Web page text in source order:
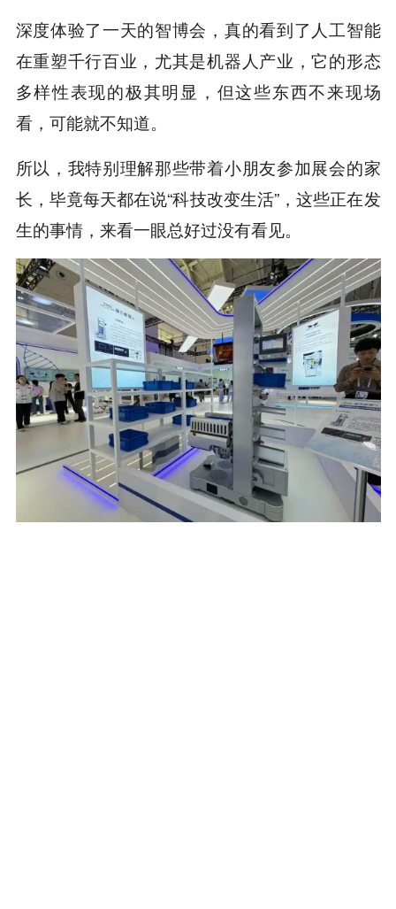
深度体验了一天的智博会，真的看到了人工智能
在重塑千行百业，尤其是机器人产业，它的形态
多样性表现的极其明显，但这些东西不来现场
看，可能就不知道。
所以，我特别理解那些带着小朋友参加展会的家
长，毕竟每天都在说“科技改变生活”，这些正在发
生的事情，来看一眼总好过没有看见。